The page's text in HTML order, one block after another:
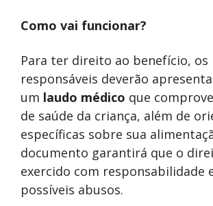
Como vai funcionar?
Para ter direito ao benefício, os
responsáveis deverão
um laudo médico que
de saúde da criança, além de
específicas sobre sua
documento garantirá que o
exercido com responsabilidade
possíveis abusos.